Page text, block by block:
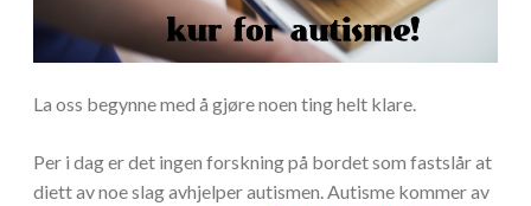
La oss begynne med å gjøre noen ting helt klare.
Per i dag er det ingen forskning på bordet som fastslår at
diett av noe slag avhjelper autismen. Autisme kommer av